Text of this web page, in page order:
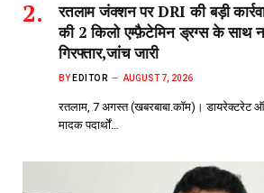
रतलाम जंक्शन पर DRI की बड़ी
की 2 किलो एम्फ़ैटेमिन ड्रग्स के साथ
गिरफ्तार,जांच जारी
BY EDITOR AUGUST 7, 2026
रतलाम, 7 अगस्त (खबरबाबा.कॉम)। डायरेक्टरेट
मादक पदार्थों…